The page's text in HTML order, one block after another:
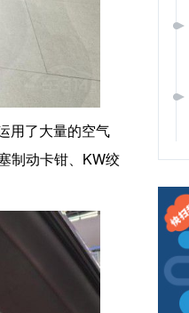
用了大量的空气
制动卡钳、KW绞